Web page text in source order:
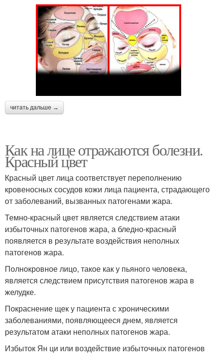
читать дальше →
Как на лице отражаются болезни.
Красный цвет
Красный цвет лица соответствует переполнению
кровеносных сосудов кожи лица пациента, страдающего
от заболеваний, вызванных патогенами жара.
Темно-красный цвет является следствием атаки
избыточных патогенов жара, а бледно-красный
появляется в результате воздействия неполных
патогенов жара.
Полнокровное лицо, такое как у пьяного человека,
является следствием присутствия патогенов жара в
желудке.
Покраснение щек у пациента с хроническими
заболеваниями, появляющееся днем, является
результатом атаки неполных патогенов жара.
Избыток Ян ци или воздействие избыточных патогенов